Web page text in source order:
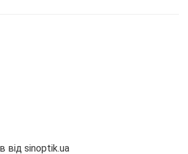
від sinoptik.ua